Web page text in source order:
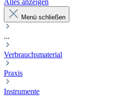
Alles anzeigen
Menü schließen
...
Verbrauchsmaterial
Praxis
Instrumente